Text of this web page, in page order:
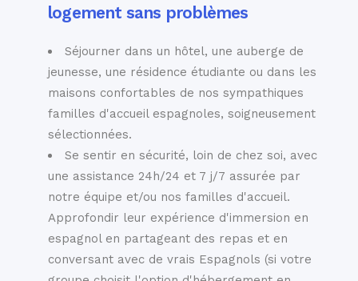
logement sans problèmes
Séjourner dans un hôtel, une auberge de
jeunesse, une résidence étudiante ou dans les
maisons confortables de nos sympathiques
familles d'accueil espagnoles, soigneusement
sélectionnées.
Se sentir en sécurité, loin de chez soi, avec
une assistance 24h/24 et 7 j/7 assurée par
notre équipe et/ou nos familles d'accueil.
Approfondir leur expérience d'immersion en
espagnol en partageant des repas et en
conversant avec de vrais Espagnols (si votre